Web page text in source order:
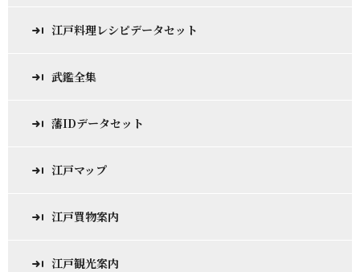
江戸料理レシピデータセット
武鑑全集
藩IDデータセット
江戸マップ
江戸買物案内
江戸観光案内